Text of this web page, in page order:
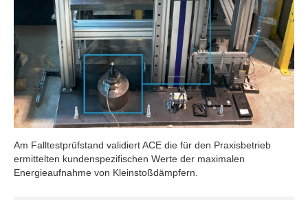
Am Falltestprüfstand validiert ACE die für den Praxisbetrieb
ermittelten kundenspezifischen Werte der maximalen
Energieaufnahme von Kleinstoßdämpfern.